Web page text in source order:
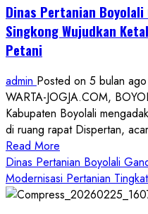
Dinas Pertanian
Singkong Wujudkan
Petani
admin Posted on 5 bulan ago
WARTA-JOGJA.COM,
Kabupaten Boyolali
di ruang rapat Dispertan,
Read More
more
about
Dinas
Dinas Pertanian Boyolali
Modernisasi Pertanian